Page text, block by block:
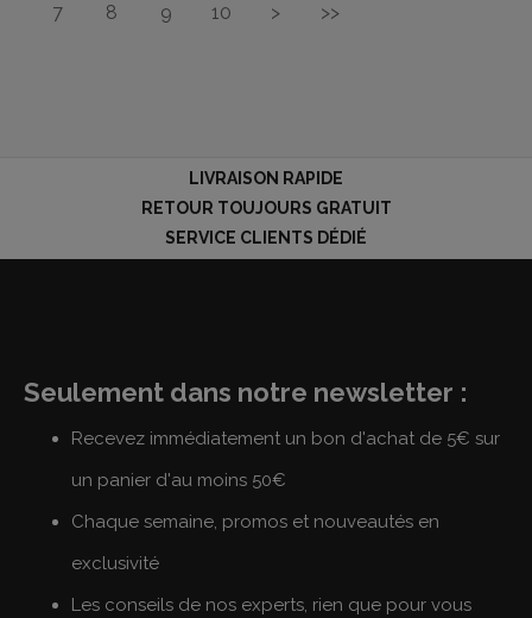
7
8 9 10 > >>
LIVRAISON RAPIDE
RETOUR TOUJOURS GRATUIT
SERVICE CLIENTS DÉDIÉ
Seulement dans notre newsletter :
Recevez immédiatement un bon d'achat de 5€ sur
un panier d'au moins 50€
Chaque semaine, promos et nouveautés en
exclusivité
Les conseils de nos experts, rien que pour vous